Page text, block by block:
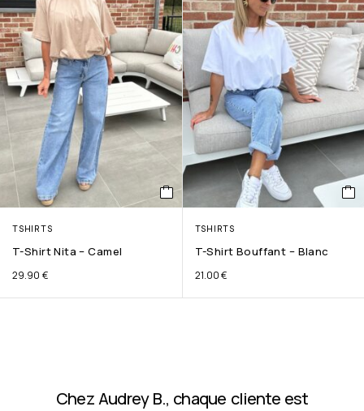
TSHIRTS
T-Shirt Nita – Camel
29.90 €
TSHIRTS
T-Shirt Bouffant – Blanc
21.00€
Chez Audrey B., chaque cliente est